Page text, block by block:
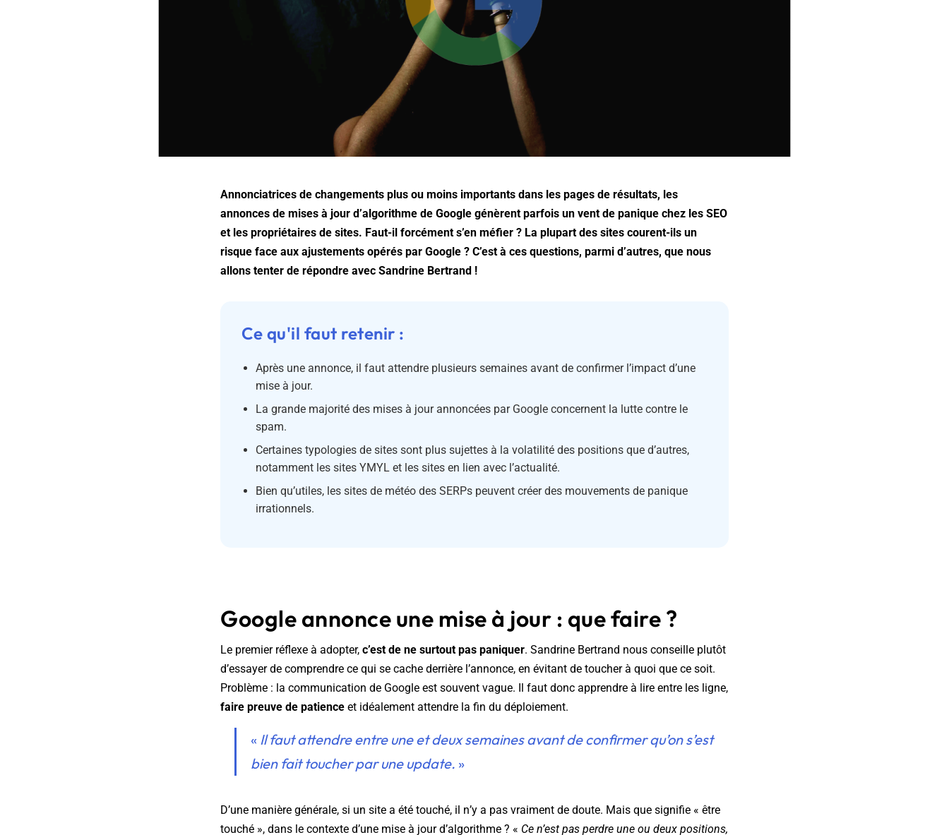
Annonciatrices de changements plus ou moins importants dans les pages de résultats, les
annonces de mises à jour d’algorithme de Google génèrent parfois un vent de panique chez les SEO
et les propriétaires de sites. Faut-il forcément s’en méfier ? La plupart des sites courent-ils un
risque face aux ajustements opérés par Google ? C’est à ces questions, parmi d’autres, que nous
allons tenter de répondre avec Sandrine Bertrand !
Ce qu'il faut retenir :
Après une annonce, il faut attendre plusieurs semaines avant de confirmer l’impact d’une
mise à jour.
La grande majorité des mises à jour annoncées par Google concernent la lutte contre le
spam.
Certaines typologies de sites sont plus sujettes à la volatilité des positions que d’autres,
notamment les sites YMYL et les sites en lien avec l’actualité.
Bien qu’utiles, les sites de météo des SERPs peuvent créer des mouvements de panique
irrationnels.
Google annonce une mise à jour : que faire ?
Le premier réflexe à adopter, c’est de ne surtout pas paniquer. Sandrine Bertrand nous conseille plutôt
d’essayer de comprendre ce qui se cache derrière l’annonce, en évitant de toucher à quoi que ce soit.
Problème : la communication de Google est souvent vague. Il faut donc apprendre à lire entre les ligne,
faire preuve de patience et idéalement attendre la fin du déploiement.
« Il faut attendre entre une et deux semaines avant de confirmer qu’on s’est
bien fait toucher par une update. »
D’une manière générale, si un site a été touché, il n’y a pas vraiment de doute. Mais que signifie « être
touché », dans le contexte d’une mise à jour d’algorithme ? « Ce n’est pas perdre une ou deux positions,